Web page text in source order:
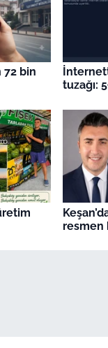
72 bin
tuzağı:
resmen